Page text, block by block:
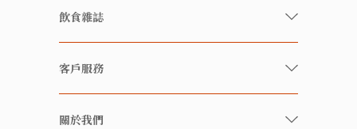
有機/無農藥新鮮蔬果
有機 / 無添加飲品
養生保健好東西
酒類
飲食雜誌
快樂家庭 飲食雜誌
雲南搜食記
客戶服務
常見問題
關於我們